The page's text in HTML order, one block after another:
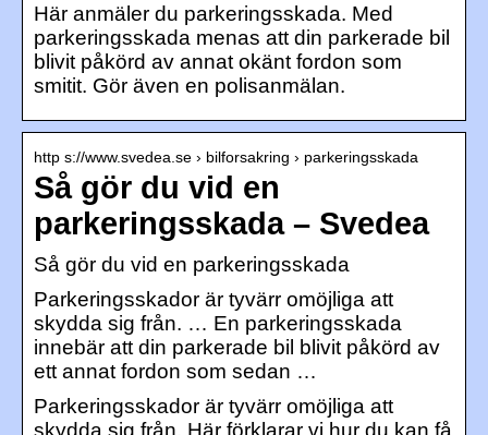
Här anmäler du parkeringsskada. Med
parkeringsskada menas att din parkerade bil
blivit påkörd av annat okänt fordon som
smitit. Gör även en polisanmälan.
http s://www.svedea.se › bilforsakring › parkeringsskada
Så gör du vid en
parkeringsskada – Svedea
Så gör du vid en parkeringsskada
Parkeringsskador är tyvärr omöjliga att
skydda sig från. … En parkeringsskada
innebär att din parkerade bil blivit påkörd av
ett annat fordon som sedan …
Parkeringsskador är tyvärr omöjliga att
skydda sig från. Här förklarar vi hur du kan få